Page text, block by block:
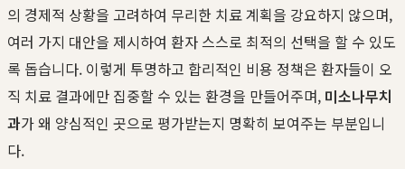
의 경제적 상황을 고려하여 무리한 치료 계획을 강요하지 않으며,
여러 가지 대안을 제시하여 환자 스스로 최적의 선택을 할 수 있도
록 돕습니다. 이렇게 투명하고 합리적인 비용 정책은 환자들이 오
직 치료 결과에만 집중할 수 있는 환경을 만들어주며, 미소나무치
과가 왜 양심적인 곳으로 평가받는지 명확히 보여주는 부분입니
다.